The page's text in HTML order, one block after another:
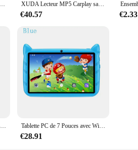
Affiche de Film Classique Imprimée Vintage, Décoration Murale d'Art pour la Maison, le Corps de Jennifer/les Mâchoires/la Saint-Valentin, Peinture de Cinéma XUDA Lecteur MP5 Carplay sans fil portable, BT Touch, Srceen, Autoradio Android Auto, Apple ou Android Video, 10.26"
€40.57 €2.33
Pokemon Anime Figure Jouets pour Enfants, Modèle PokeBall, Pikachu Pocket Monster, Pet Elf Dolls, Cadeau d'anniversaire, 5 cm, 24Pcs, Set Tablette PC de 7 Pouces avec Wifi 5G pour Enfant, Version Globale, Façades, Core, Android, 4 Go de RAM, 64 Go de ROM, Cadeaux
€28.91